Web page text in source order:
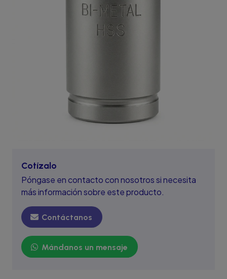
Cotízalo
Póngase en contacto con nosotros si necesita
más información sobre este producto.
Contáctanos
Mándanos un mensaje